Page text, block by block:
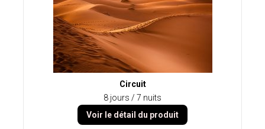
Circuit
8 jours / 7 nuits
Voir le détail du produit